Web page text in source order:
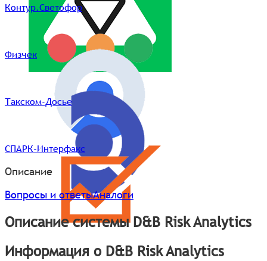
Контур.Светофор
Физчек
Такском-Досье
СПАРК-Интерфакс
Описание
Вопросы и ответыАналоги
Описание системы D&B Risk Analytics
Информация о D&B Risk Analytics